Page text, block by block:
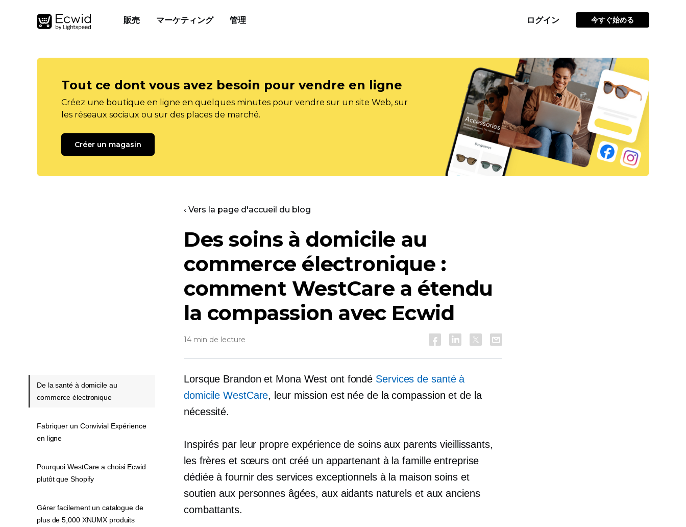
販売 マーケティング 管理 ログイン 今すぐ始める
Tout ce dont vous avez besoin pour vendre en ligne
Créez une boutique en ligne en quelques minutes pour vendre sur un site Web, sur
les réseaux sociaux ou sur des places de marché.
Créer un magasin
‹ Vers la page d'accueil du blog
Des soins à domicile au
commerce électronique :
comment WestCare a étendu
la compassion avec Ecwid
14 min de lecture
Lorsque Brandon et Mona West ont fondé Services de santé à
domicile WestCare, leur mission est née de la compassion et de la
nécessité.
Inspirés par leur propre expérience de soins aux parents vieillissants,
les frères et sœurs ont créé un appartenant à la familleentreprise
dédiée à fournir des services exceptionnels à la maison soins et
soutien aux personnes âgées, aux aidants naturels et aux anciens
combattants.
De la santé à domicile au
commerce électronique
Fabriquer un Convivial Expérience
en ligne
Pourquoi WestCare a choisi Ecwid
plutôt que Shopify
Gérer facilement un catalogue de
plus de 5,000 XNUMX produits